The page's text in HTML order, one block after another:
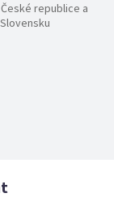
republice a
Slovensku